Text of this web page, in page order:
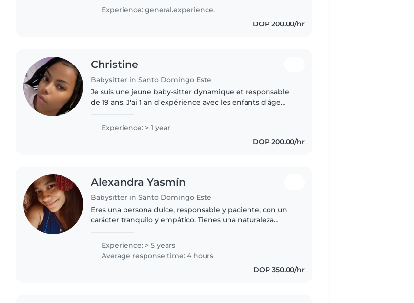
mascotas. Tengo..
Experience: general.experience.
DOP 200.00/hr
Christine
Babysitter in Santo Domingo Este
Je suis une jeune baby-sitter dynamique et responsable
de 19 ans. J'ai 1 an d'expérience avec les enfants d'âge
espagnol,..
Experience: > 1 year
DOP 200.00/hr
Alexandra Yasmín
Babysitter in Santo Domingo Este
Eres una persona dulce, responsable y paciente, con un
carácter tranquilo y empático. Tienes una naturaleza
se sientan cómodos..
Experience: > 5 years
Average response time: 4 hours
DOP 350.00/hr